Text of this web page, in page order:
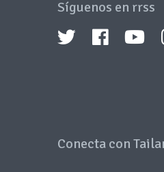
Síguenos en rrss
Conecta con